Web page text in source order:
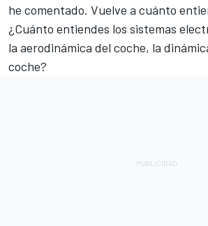
he comentado. Vuelve a cuánto
¿Cuánto entiendes los sistemas
la aerodinámica del coche, la
coche?